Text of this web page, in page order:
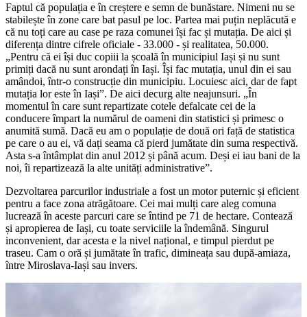
Faptul că populația e în creștere e semn de bunăstare. Nimeni nu se
stabilește în zone care bat pasul pe loc. Partea mai puțin neplăcută e
că nu toți care au case pe raza comunei își fac și mutația. De aici și
diferența dintre cifrele oficiale - 33.000 - și realitatea, 50.000.
„Pentru că ei își duc copiii la școală în municipiul Iași și nu sunt
primiți dacă nu sunt arondați în Iași. Își fac mutația, unul din ei sau
amândoi, într-o construcție din municipiu. Locuiesc aici, dar de fapt
mutația lor este în Iași”. De aici decurg alte neajunsuri. „În
momentul în care sunt repartizate cotele defalcate cei de la
conducere împart la numărul de oameni din statistici și primesc o
anumită sumă. Dacă eu am o populație de două ori față de statistica
pe care o au ei, vă dați seama că pierd jumătate din suma respectivă.
Asta s-a întâmplat din anul 2012 și până acum. Deși ei iau bani de la
noi, îi repartizează la alte unități administrative”.
Dezvoltarea parcurilor industriale a fost un motor puternic și eficient
pentru a face zona atrăgătoare. Cei mai mulți care aleg comuna
lucrează în aceste parcuri care se întind pe 71 de hectare. Contează
și apropierea de Iași, cu toate serviciile la îndemână. Singurul
inconvenient, dar acesta e la nivel național, e timpul pierdut pe
traseu. Cam o oră și jumătate în trafic, dimineața sau după-amiaza,
între Miroslava-Iași sau invers.